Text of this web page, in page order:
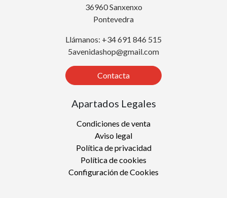
36960 Sanxenxo
Pontevedra
Llámanos: +34 691 846 515
5avenidashop@gmail.com
Contacta
Apartados Legales
Condiciones de venta
Aviso legal
Política de privacidad
Política de cookies
Configuración de Cookies